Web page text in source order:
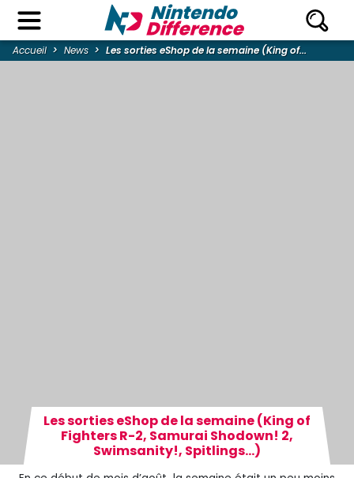
Accueil News Les sorties eShop de la semaine (King of...
Les sorties eShop de la semaine (King of
Fighters R-2, Samurai Shodown! 2,
Swimsanity!, Spitlings…)